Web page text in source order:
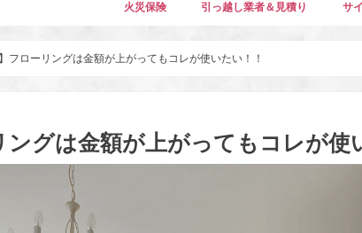
火災保険 引っ越し業者＆見積り サ
】フローリングは金額が上がってもコレが使いたい！！
ングは金額が上がってもコレが使